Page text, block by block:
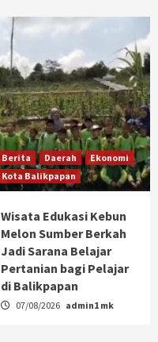
Berita Daerah
Ekonomi
Kota Balikpapan
Wisata Edukasi Kebun
Melon Sumber Berkah
Jadi Sarana Belajar
Pertanian bagi Pelajar
di Balikpapan
07/08/2026 admin1 mk